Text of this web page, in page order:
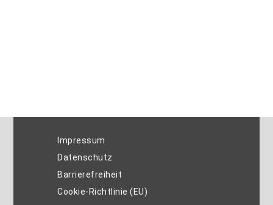
Impressum
Datenschutz
Barrierefreiheit
Cookie-Richtlinie (EU)